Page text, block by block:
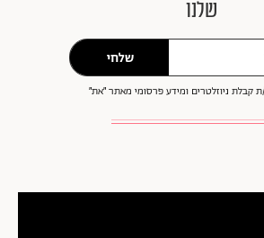
שלנו
שלחי
קבלת ניוזלטרים ומידע פרסומי מאתר ״את״